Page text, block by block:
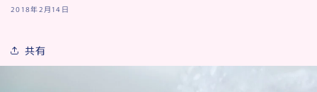
2018年2月14日
共有